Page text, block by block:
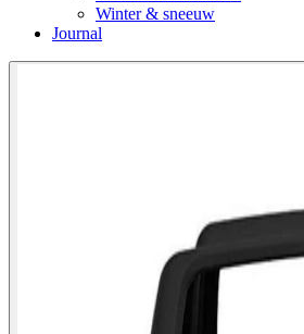
Winter & sneeuw
Journal